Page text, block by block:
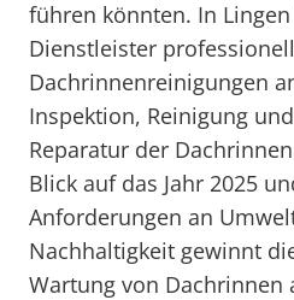
führen könnten. In
Dienstleister
Dachrinnenreinigungen
Inspektion, Reinigung
Reparatur der
Blick auf das Jahr 2025
Anforderungen an
Nachhaltigkeit gewinnt
Wartung von Dachrinnen